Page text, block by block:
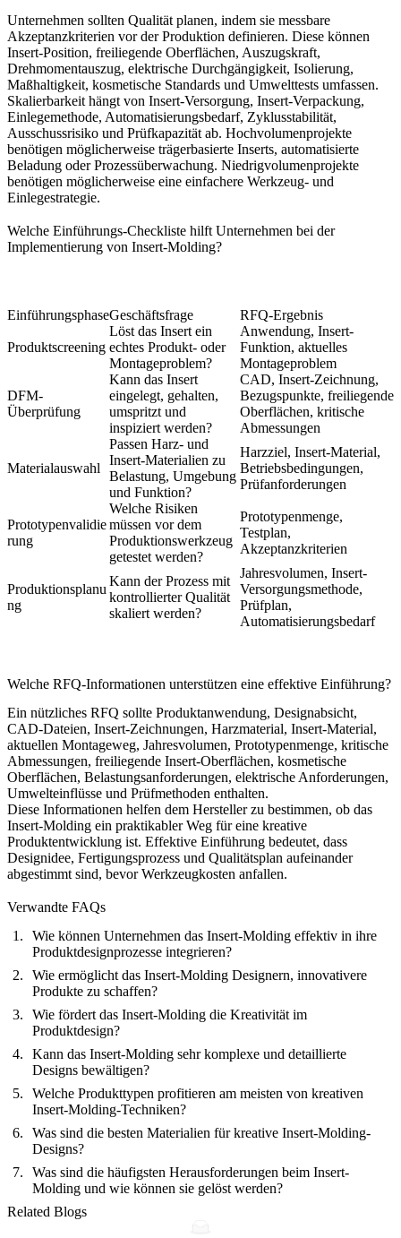
Unternehmen sollten Qualität planen, indem sie messbare
Akzeptanzkriterien vor der Produktion definieren. Diese können
Insert-Position, freiliegende Oberflächen, Auszugskraft,
Drehmomentauszug, elektrische Durchgängigkeit, Isolierung,
Maßhaltigkeit, kosmetische Standards und Umwelttests umfassen.
Skalierbarkeit hängt von Insert-Versorgung, Insert-Verpackung,
Einlegemethode, Automatisierungsbedarf, Zyklusstabilität,
Ausschussrisiko und Prüfkapazität ab. Hochvolumenprojekte
benötigen möglicherweise trägerbasierte Inserts, automatisierte
Beladung oder Prozessüberwachung. Niedrigvolumenprojekte
benötigen möglicherweise eine einfachere Werkzeug- und
Einlegestrategie.
Welche Einführungs-Checkliste hilft Unternehmen bei der
Implementierung von Insert-Molding?
EinführungsphaseGeschäftsfrage RFQ-Ergebnis
Produktscreening
Löst das Insert ein
echtes Produkt- oder
Montageproblem?
Anwendung, Insert-
Funktion, aktuelles
Montageproblem
DFM-
Überprüfung
Kann das Insert
eingelegt, gehalten,
umspritzt und
inspiziert werden?
CAD, Insert-Zeichnung,
Bezugspunkte, freiliegende
Oberflächen, kritische
Abmessungen
Materialauswahl
Passen Harz- und
Insert-Materialien zu
Belastung, Umgebung
und Funktion?
Harzziel, Insert-Material,
Betriebsbedingungen,
Prüfanforderungen
Prototypenvalidie
rung
Welche Risiken
müssen vor dem
Produktionswerkzeug
getestet werden?
Prototypenmenge,
Testplan,
Akzeptanzkriterien
Produktionsplanu
ng
Kann der Prozess mit
kontrollierter Qualität
skaliert werden?
Jahresvolumen, Insert-
Versorgungsmethode,
Prüfplan,
Automatisierungsbedarf
Welche RFQ-Informationen unterstützen eine effektive Einführung?
Ein nützliches RFQ sollte Produktanwendung, Designabsicht,
CAD-Dateien, Insert-Zeichnungen, Harzmaterial, Insert-Material,
aktuellen Montageweg, Jahresvolumen, Prototypenmenge, kritische
Abmessungen, freiliegende Insert-Oberflächen, kosmetische
Oberflächen, Belastungsanforderungen, elektrische Anforderungen,
Umwelteinflüsse und Prüfmethoden enthalten.
Diese Informationen helfen dem Hersteller zu bestimmen, ob das
Insert-Molding ein praktikabler Weg für eine kreative
Produktentwicklung ist. Effektive Einführung bedeutet, dass
Designidee, Fertigungsprozess und Qualitätsplan aufeinander
abgestimmt sind, bevor Werkzeugkosten anfallen.
Verwandte FAQs
Wie können Unternehmen das Insert-Molding effektiv in ihre
Produktdesignprozesse integrieren?
Wie ermöglicht das Insert-Molding Designern, innovativere
Produkte zu schaffen?
Wie fördert das Insert-Molding die Kreativität im
Produktdesign?
Kann das Insert-Molding sehr komplexe und detaillierte
Designs bewältigen?
Welche Produkttypen profitieren am meisten von kreativen
Insert-Molding-Techniken?
Was sind die besten Materialien für kreative Insert-Molding-
Designs?
Was sind die häufigsten Herausforderungen beim Insert-
Molding und wie können sie gelöst werden?
Related Blogs